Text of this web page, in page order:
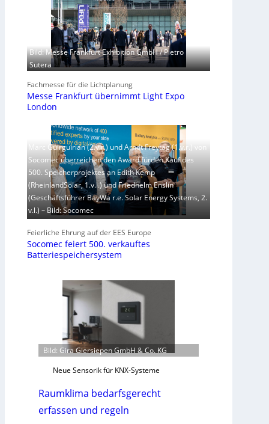
Bild: Messe Frankfurt Exhibition GmbH / Pietro
Sutera
Fachmesse für die Lichtplanung
Messe Frankfurt übernimmt Light Expo
London
Marc Guirguirian (2.v.r.) und Arndt Freytag (1.v.r.) von
Socomec überreichen den Award fürden Kauf des
500. Speicherprojektes an Edith Kemp
(RheinlandSolar, 1.v.l.) und Friedhelm Enslin
(Geschäftsführer BayWa r.e. Solar Energy Systems, 2.
v.l.) – Bild: Socomec
Feierliche Ehrung auf der EES Europe
Socomec feiert 500. verkauftes
Batteriespeichersystem
Bild: Gira Giersiepen GmbH & Co. KG
Neue Sensorik für KNX-Systeme
Raumklima bedarfsgerecht
erfassen und regeln